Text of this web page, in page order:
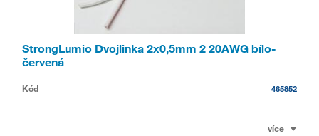
StrongLumio Dvojlinka 2x0,5mm 2 20AWG bílo-
červená
Kód 465852
více